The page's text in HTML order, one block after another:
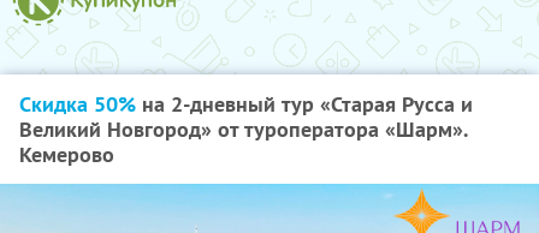
Скидка 50% на 2-дневный тур «Старая Русса и
Великий Новгород» от туроператора «Шарм».
Кемерово